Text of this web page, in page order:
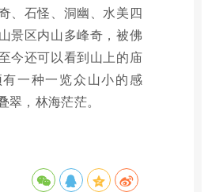
、石怪、洞幽、水美四
景区内山多峰奇，被佛
今还可以看到山上的庙
一种一览众山小的感
翠，林海茫茫。